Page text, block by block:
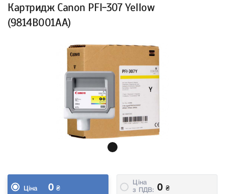
Картридж Canon PFI-307 Yellow
(9814B001AA)
Ціна 0 ₴
Ціна
з ПДВ:
0 ₴